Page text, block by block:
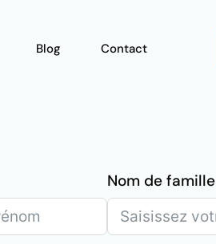
Blog Contact
Nom de famille